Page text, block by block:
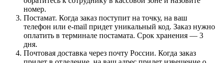
номер.
Постамат. Когда заказ поступит на точку, на ваш
телефон или e-mail придет уникальный код. Заказ нужно
оплатить в терминале постамата. Срок хранения — 3
дня.
Почтовая доставка через почту России. Когда заказ